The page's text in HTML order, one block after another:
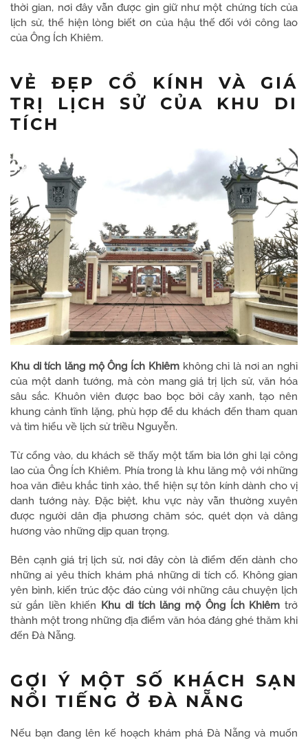
thời gian, nơi đây vẫn được gìn giữ như một chứng tích của
lịch sử, thể hiện lòng biết ơn của hậu thế đối với công lao
của Ông Ích Khiêm.
VẺ ĐẸP CỔ KÍNH VÀ GIÁ
TRỊ LỊCH SỬ CỦA KHU DI
TÍCH
Khu di tích lăng mộ Ông Ích Khiêmkhông chỉ là nơi an nghỉ
của một danh tướng, mà còn mang giá trị lịch sử, văn hóa
sâu sắc. Khuôn viên được bao bọc bởi cây xanh, tạo nên
khung cảnh tĩnh lặng, phù hợp để du khách đến tham quan
và tìm hiểu về lịch sử triều Nguyễn.
Từ cổng vào, du khách sẽ thấy một tấm bia lớn ghi lại công
lao của Ông Ích Khiêm. Phía trong là khu lăng mộ với những
hoa văn điêu khắc tinh xảo, thể hiện sự tôn kính dành cho vị
danh tướng này. Đặc biệt, khu vực này vẫn thường xuyên
được người dân địa phương chăm sóc, quét dọn và dâng
hương vào những dịp quan trọng.
Bên cạnh giá trị lịch sử, nơi đây còn là điểm đến dành cho
những ai yêu thích khám phá những di tích cổ. Không gian
yên bình, kiến trúc độc đáo cùng với những câu chuyện lịch
sử gắn liền khiến Khu di tích lăng mộ Ông Ích Khiêm trở
thành một trong những địa điểm văn hóa đáng ghé thăm khi
đến Đà Nẵng.
GỢI Ý MỘT SỐ KHÁCH SẠN
NỔI TIẾNG Ở ĐÀ NẴNG
Nếu bạn đang lên kế hoạch khám phá Đà Nẵng và muốn